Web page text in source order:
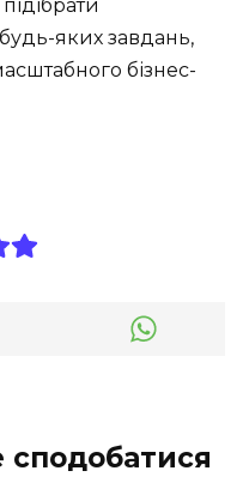
яких завдань,
бізнес-